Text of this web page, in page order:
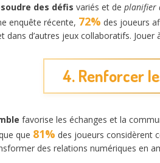
des défis variés et de planifier
enquête récente, 72% des joueurs
dans d’autres jeux collaboratifs.
4. Renforcer
favorise les échanges et la
que 81% des joueurs considèrent
des relations numériques en